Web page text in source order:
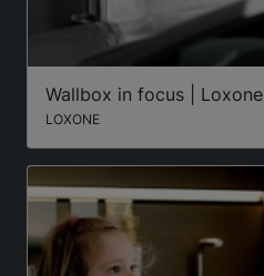
Wallbox in focus | Loxone
LOXONE